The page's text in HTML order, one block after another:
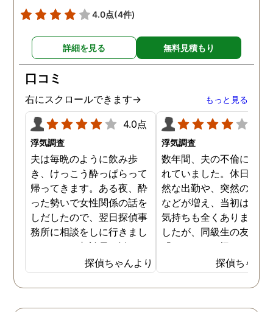
子供を信じて欲しかったで
肴になっています。
4.0点(4件)
詳細を見る 無料見積もり
口コミ
右にスクロールできます→ もっと見る
4.0点
浮気調査
夫は毎晩のように飲み歩
き、けっこう酔っぱらって
帰ってきます。ある夜、酔
った勢いで女性関係の話を
しだしたので、翌日探偵事
務所に相談をしに行きまし
た。そこで相談員に勧めら
れ、一度夫の浮気調査をし
てもらうことになりまし
た。夫はほぼ毎日飲み歩い
探偵ちゃんより
浮気調査
数年間、夫の不倫に悩ま
れていました。休日の不
然な出勤や、突然の飲み
などが増え、当初は怪し
気持ちも全くありません
したが、同級生の友人か
「もしかして怪しいんじ
ないの」と忠告を受けて
らもう一度考え直してみ
した。 以前に比べて、
探偵ちゃん